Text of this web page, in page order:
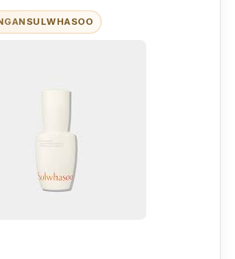
lagi, produk ini juga mudah
SULWHASOO